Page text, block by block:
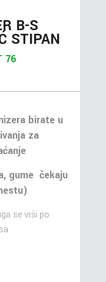
B-S
STIPAN
76
birate u
za
gume čekaju
se vrši po